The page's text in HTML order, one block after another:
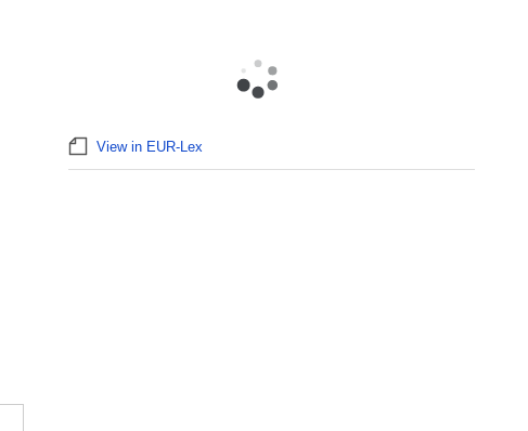
View in EUR-Lex